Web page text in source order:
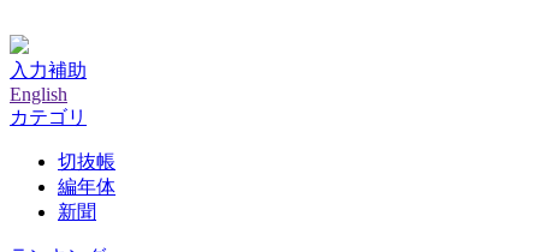
入力補助
English
カテゴリ
切抜帳
編年体
新聞